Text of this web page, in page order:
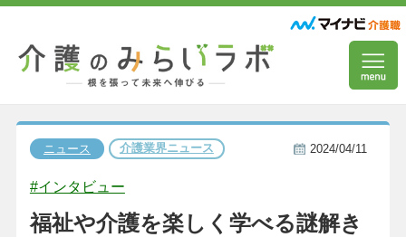
ニュース 介護業界ニュース 2024/04/11
#インタビュー
福祉や介護を楽しく学べる謎解き